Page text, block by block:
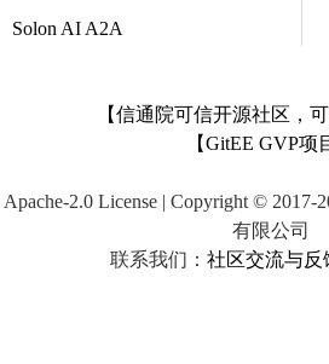
Solon AI A2A
【信通院可信开源社区，
【GitEE GVP项
Apache-2.0 License | Copyright ©
有限公司
联系我们： 社区交流与反